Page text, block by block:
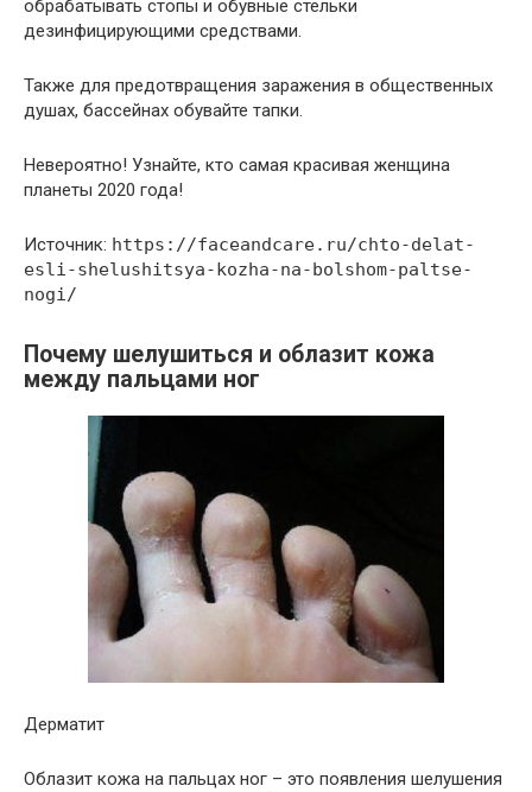
обрабатывать стопы и обувные стельки
дезинфицирующими средствами.
Также для предотвращения заражения в общественных
душах, бассейнах обувайте тапки.
Невероятно! Узнайте, кто самая красивая женщина
планеты 2020 года!
Источник: https://faceandcare.ru/chto-delat-
esli-shelushitsya-kozha-na-bolshom-paltse-
nogi/
Почему шелушиться и облазит кожа
между пальцами ног
Дерматит
Облазит кожа на пальцах ног – это появления шелушения